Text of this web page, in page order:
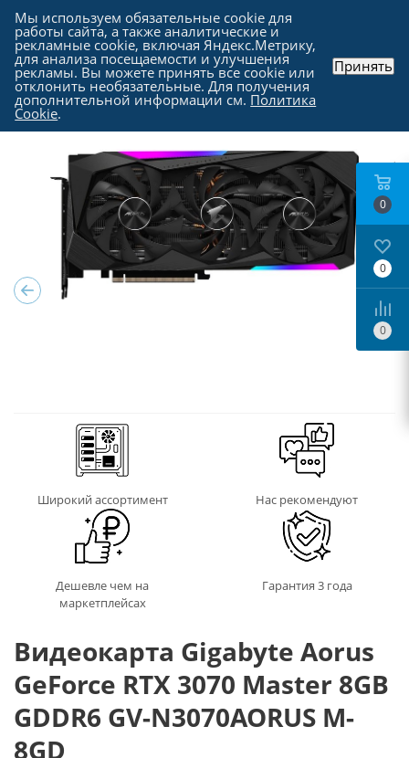
Каталог - Комплектующие для компьютера
Видеокарты
Широкий ассортимент Нас рекомендуют
Дешевле чем на
маркетплейсах
Гарантия 3 года
Видеокарта Gigabyte Aorus
GeForce RTX 3070 Master 8GB
GDDR6 GV-N3070AORUS M-
8GD
0
0
0
Мы используем обязательные cookie для
работы сайта, а также аналитические и
рекламные cookie, включая Яндекс.Метрику,
для анализа посещаемости и улучшения
рекламы. Вы можете принять все cookie или
отклонить необязательные. Для получения
дополнительной информации см. Политика
Cookie.
Принять